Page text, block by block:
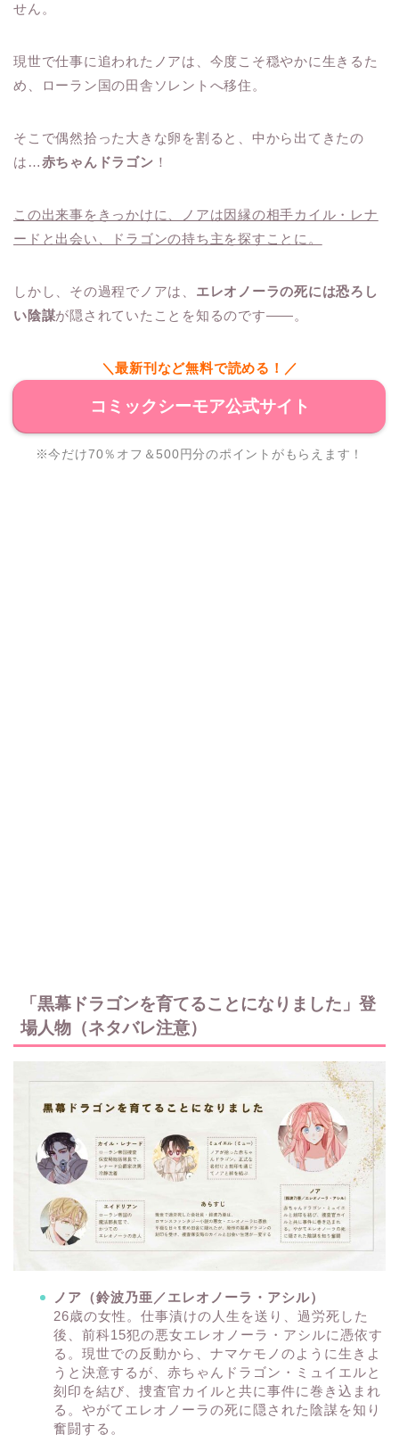
せん。
現世で仕事に追われたノアは、今度こそ穏やかに生きるた
め、ローラン国の田舎ソレントへ移住。
そこで偶然拾った大きな卵を割ると、中から出てきたの
は…赤ちゃんドラゴン ！
この出来事をきっかけに、ノアは因縁の相手カイル・レナ
ードと出会い、ドラゴンの持ち主を探すことに。
しかし、その過程でノアは、 エレオノーラの死には恐ろし
い陰謀が隠されていたことを知るのです――。
＼最新刊など無料で読める！／
コミックシーモア公式サイト
※今だけ70％オフ＆500円分のポイントがもらえます！
「黒幕ドラゴンを育てることになりました」登
場人物（ネタバレ注意）
ノア（鈴波乃亜／エレオノーラ・アシル）
26歳の女性。仕事漬けの人生を送り、過労死した
後、前科15犯の悪女エレオノーラ・アシルに憑依す
る。現世での反動から、ナマケモノのように生きよ
うと決意するが、赤ちゃんドラゴン・ミュイエルと
刻印を結び、捜査官カイルと共に事件に巻き込まれ
る。やがてエレオノーラの死に隠された陰謀を知り
奮闘する。